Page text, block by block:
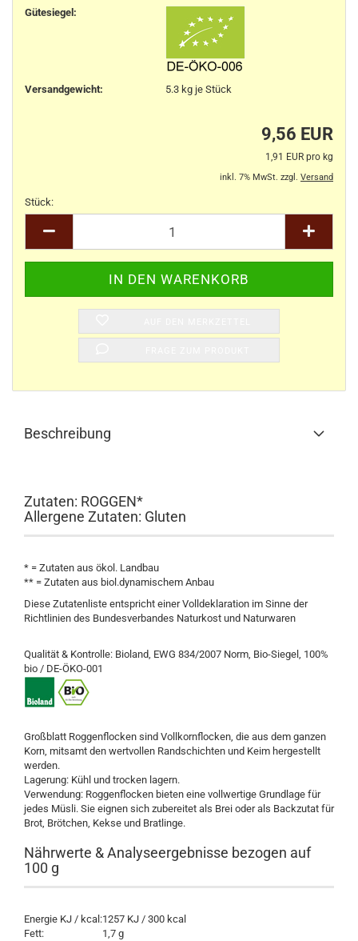
Gütesiegel:
Versandgewicht: 5.3kg je Stück
9,56 EUR
1,91 EUR pro kg
inkl. 7% MwSt. zzgl. Versand
Stück:
Beschreibung
Zutaten: ROGGEN*
Allergene Zutaten: Gluten
* = Zutaten aus ökol. Landbau
** = Zutaten aus biol.dynamischem Anbau
Diese Zutatenliste entspricht einer Volldeklaration im Sinne der
Richtlinien des Bundesverbandes Naturkost und Naturwaren
Qualität & Kontrolle: Bioland, EWG 834/2007 Norm, Bio-Siegel, 100%
bio / DE-ÖKO-001
Großblatt Roggenflocken sind Vollkornflocken, die aus dem ganzen
Korn, mitsamt den wertvollen Randschichten und Keim hergestellt
werden.
Lagerung: Kühl und trocken lagern.
Verwendung: Roggenflocken bieten eine vollwertige Grundlage für
jedes Müsli. Sie eignen sich zubereitet als Brei oder als Backzutat für
Brot, Brötchen, Kekse und Bratlinge.
Nährwerte & Analyseergebnisse bezogen auf
100 g
Energie KJ / kcal:1257 KJ / 300 kcal
Fett:
1,7 g